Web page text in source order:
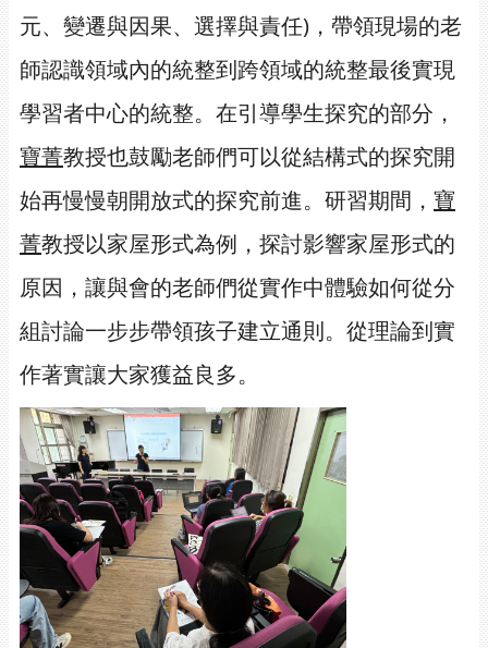
元、變遷與因果、選擇與責任)，帶領現場的老
師認識領域內的統整到跨領域的統整最後實現
學習者中心的統整。在引導學生探究的部分，
寶菁教授也鼓勵老師們可以從結構式的探究開
始再慢慢朝開放式的探究前進。研習期間， 寶
菁教授以家屋形式為例，探討影響家屋形式的
原因，讓與會的老師們從實作中體驗如何從分
組討論一步步帶領孩子建立通則。從理論到實
作著實讓大家獲益良多。